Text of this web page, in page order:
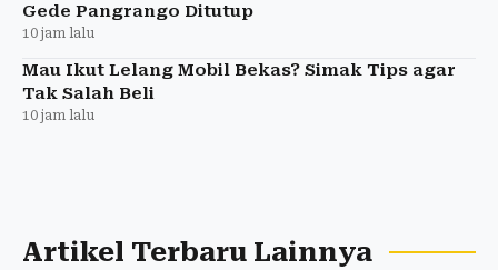
Gede Pangrango Ditutup
10 jam lalu
Mau Ikut Lelang Mobil Bekas? Simak Tips agar
Tak Salah Beli
10 jam lalu
Artikel Terbaru Lainnya